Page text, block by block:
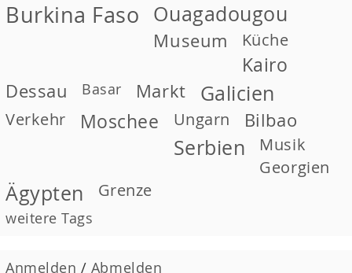
Burkina Faso
Ouagadougou
Museum Küche
Kairo
Dessau Basar Markt Galicien
Verkehr Moschee Ungarn Bilbao
Serbien
Musik
Georgien
Ägypten Grenze
weitere Tags
Anmelden / Abmelden